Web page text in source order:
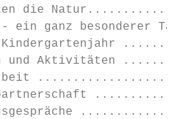
die
ein ganz besonderer Tag
und Aktivitäten